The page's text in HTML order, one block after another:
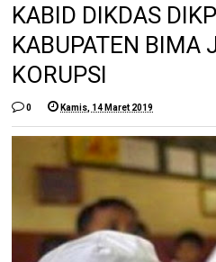
KABID DIKDAS
KABUPATEN BIMA
KORUPSI
0 Kamis, 14 Maret 2019